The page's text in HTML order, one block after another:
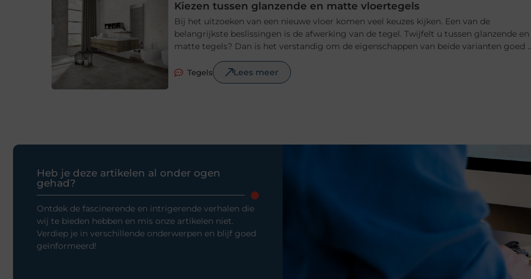
Kiezen tussen glanzende en matte vloertegels
Bij het uitzoeken van een nieuwe vloer komen veel keuzes kijken. Een van de
belangrijkste beslissingen is de afwerking van de tegel. Twijfelt u tussen glanzende en
matte tegels? Dan is het verstandig om de eigenschappen van beide varianten goed
Tegels Lees meer
Heb je deze artikelen al onder ogen
gehad?
Ontdek de fascinerende en intrigerende verhalen die
wij te bieden hebben en mis onze artikelen niet.
Verdiep je in verschillende onderwerpen en blijf goed
geïnformeerd!